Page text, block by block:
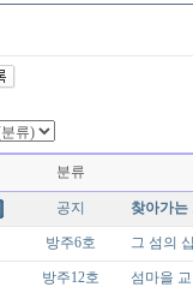
분류
공지 찾아가는
방주6호 그 섬의
방주12호 섬마을